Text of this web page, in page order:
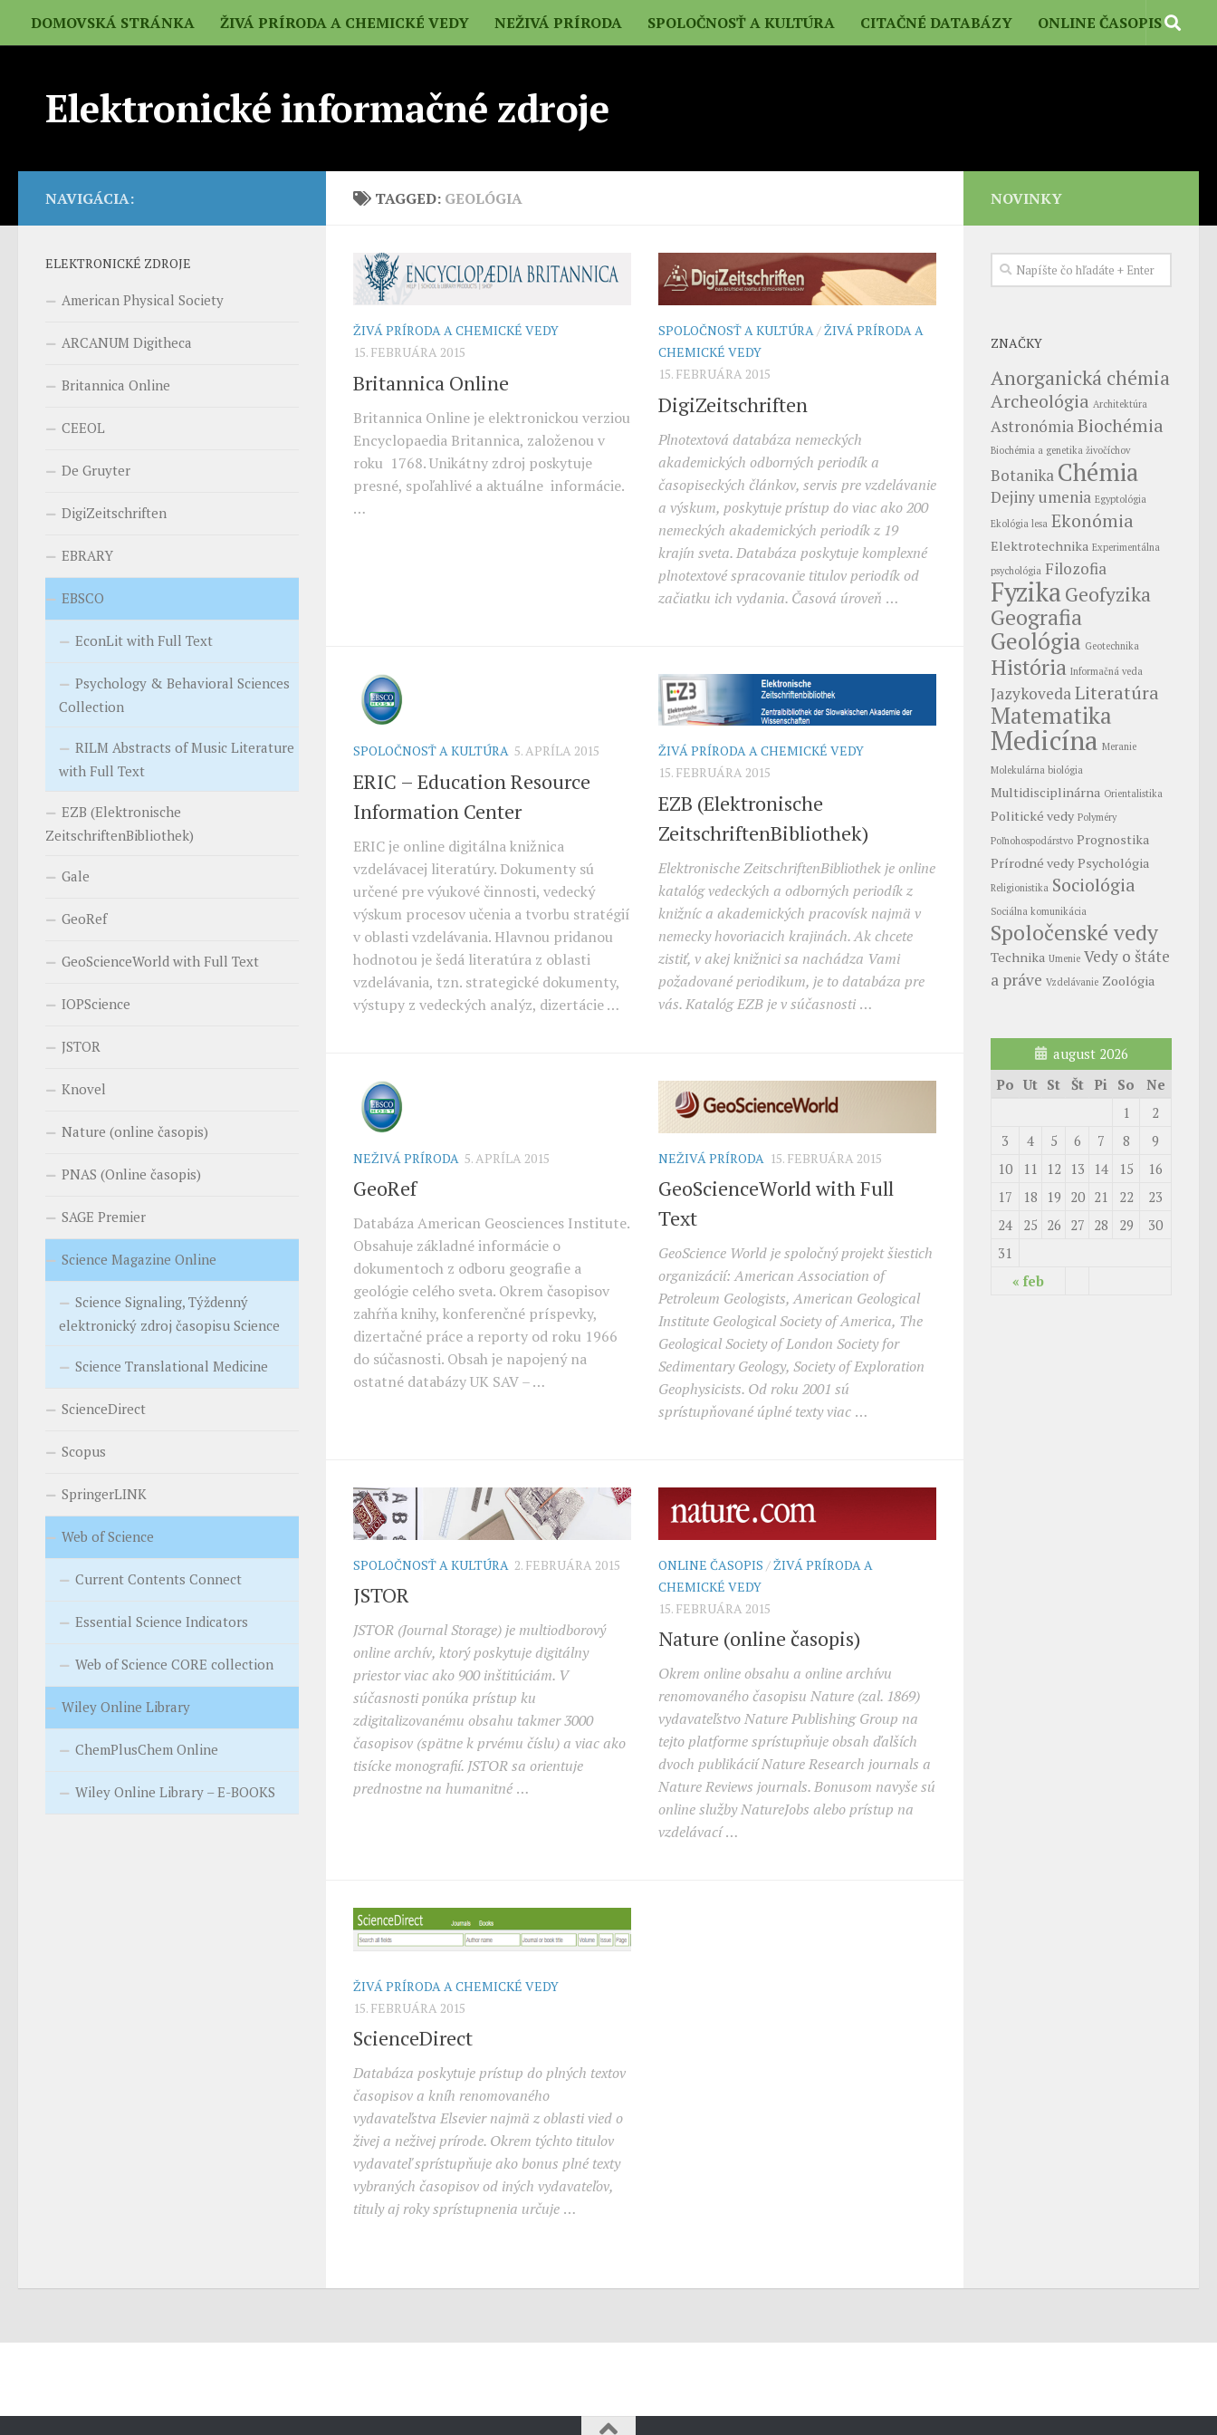
DOMOVSKÁ STRÁNKA ŽIVÁ PRÍRODA A CHEMICKÉ VEDY NEŽIVÁ PRÍRODA SPOLOČNOSŤ A KULTÚRA CITAČNÉ DATABÁZY ONLINE ČASOPIS
Elektronické informačné zdroje
TAGGED: GEOLÓGIA
ŽIVÁ PRÍRODA A CHEMICKÉ VEDY
15. FEBRUÁRA 2015
Britannica Online
Britannica Online je elektronickou verziou
Encyclopaedia Britannica, založenou v
roku 1768. Unikátny zdroj poskytuje
presné, spoľahlivé a aktuálne informácie.
…
SPOLOČNOSŤ A KULTÚRA/ŽIVÁ PRÍRODA A
CHEMICKÉ VEDY
15. FEBRUÁRA 2015
DigiZeitschriften
Plnotextová databáza nemeckých
akademických odborných periodík a
časopiseckých článkov, servis pre vzdelávanie
a výskum, poskytuje prístup do viac ako 200
nemeckých akademických periodík z 19
krajín sveta. Databáza poskytuje komplexné
plnotextové spracovanie titulov periodík od
začiatku ich vydania. Časová úroveň …
SPOLOČNOSŤ A KULTÚRA 5. APRÍLA 2015
ERIC – Education Resource
Information Center
ERIC je online digitálna knižnica
vzdelávacej literatúry. Dokumenty sú
určené pre výukové činnosti, vedecký
výskum procesov učenia a tvorbu stratégií
v oblasti vzdelávania. Hlavnou pridanou
hodnotou je šedá literatúra z oblasti
vzdelávania, tzn. strategické dokumenty,
výstupy z vedeckých analýz, dizertácie …
ŽIVÁ PRÍRODA A CHEMICKÉ VEDY
15. FEBRUÁRA 2015
EZB (Elektronische
ZeitschriftenBibliothek)
Elektronische ZeitschriftenBibliothek je online
katalóg vedeckých a odborných periodík z
knižníc a akademických pracovísk najmä v
nemecky hovoriacich krajinách. Ak chcete
zistiť, v akej knižnici sa nachádza Vami
požadované periodikum, je to databáza pre
vás. Katalóg EZB je v súčasnosti …
NEŽIVÁ PRÍRODA 5. APRÍLA 2015
GeoRef
Databáza American Geosciences Institute.
Obsahuje základné informácie o
dokumentoch z odboru geografie a
geológie celého sveta. Okrem časopisov
zahŕňa knihy, konferenčné príspevky,
dizertačné práce a reporty od roku 1966
do súčasnosti. Obsah je napojený na
ostatné databázy UK SAV – …
NEŽIVÁ PRÍRODA 15. FEBRUÁRA 2015
GeoScienceWorld with Full
Text
GeoScience World je spoločný projekt šiestich
organizácií: American Association of
Petroleum Geologists, American Geological
Institute Geological Society of America, The
Geological Society of London Society for
Sedimentary Geology, Society of Exploration
Geophysicists. Od roku 2001 sú
sprístupňované úplné texty viac …
SPOLOČNOSŤ A KULTÚRA 2. FEBRUÁRA 2015
JSTOR
JSTOR (Journal Storage) je multiodborový
online archív, ktorý poskytuje digitálny
priestor viac ako 900 inštitúciám. V
súčasnosti ponúka prístup ku
zdigitalizovanému obsahu takmer 3000
časopisov (spätne k prvému číslu) a viac ako
tisícke monografií. JSTOR sa orientuje
prednostne na humanitné…
ONLINE ČASOPIS /ŽIVÁ PRÍRODA A
CHEMICKÉ VEDY
15. FEBRUÁRA 2015
Nature (online časopis)
Okrem online obsahu a online archívu
renomovaného časopisu Nature (zal. 1869)
vydavateľstvo Nature Publishing Group na
tejto platforme sprístupňuje obsah ďalších
dvoch publikácií Nature Research journals a
Nature Reviews journals. Bonusom navyše sú
online služby NatureJobs alebo prístup na
vzdelávací…
ŽIVÁ PRÍRODA A CHEMICKÉ VEDY
15. FEBRUÁRA 2015
ScienceDirect
Databáza poskytuje prístup do plných textov
časopisov a kníh renomovaného
vydavateľstva Elsevier najmä z oblasti vied o
živej a neživej prírode. Okrem týchto titulov
vydavateľ sprístupňuje ako bonus plné texty
vybraných časopisov od iných vydavateľov,
tituly aj roky sprístupnenia určuje …
NAVIGÁCIA:
ELEKTRONICKÉ ZDROJE
American Physical Society
ARCANUM Digitheca
Britannica Online
CEEOL
De Gruyter
DigiZeitschriften
EBRARY
EBSCO
EconLit with Full Text
Psychology & Behavioral Sciences
Collection
RILM Abstracts of Music Literature
with Full Text
EZB (Elektronische
ZeitschriftenBibliothek)
Gale
GeoRef
GeoScienceWorld with Full Text
IOPScience
JSTOR
Knovel
Nature (online časopis)
PNAS (Online časopis)
SAGE Premier
Science Magazine Online
Science Signaling, Týždenný
elektronický zdroj časopisu Science
Science Translational Medicine
ScienceDirect
Scopus
SpringerLINK
Web of Science
Current Contents Connect
Essential Science Indicators
Web of Science CORE collection
Wiley Online Library
ChemPlusChem Online
Wiley Online Library – E-BOOKS
NOVINKY
ZNAČKY
Anorganická chémia
Archeológia Architektúra
AstronómiaBiochémia
Biochémia a genetika živočíchov
Botanika Chémia
Dejiny umenia Egyptológia
Ekológia lesa Ekonómia
Elektrotechnika Experimentálna
psychológia Filozofia
FyzikaGeofyzika
Geografia
Geológia Geotechnika
História Informačná veda
JazykovedaLiteratúra
Matematika
Medicína Meranie
Molekulárna biológia
Multidisciplinárna Orientalistika
Politické vedy Polyméry
Poľnohospodárstvo Prognostika
Prírodné vedy Psychológia
Religionistika Sociológia
Sociálna komunikácia
Spoločenské vedy
Technika Umenie Vedy o štáte
a práve Vzdelávanie Zoológia
august 2026
Po Ut St Št Pi So Ne
« feb
1
2
3
4 5 6 7 8
9
10
11 12 13 14 15
16
17
18 19 20 21 22
23
24
25 26 27 28 29
30
31